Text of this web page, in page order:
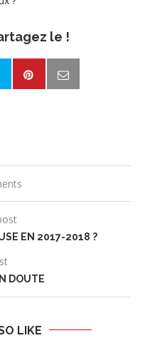
le !
EN 2017-2018 ?
DOUTE
LIKE